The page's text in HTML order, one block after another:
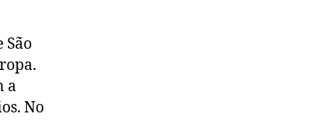
a
No